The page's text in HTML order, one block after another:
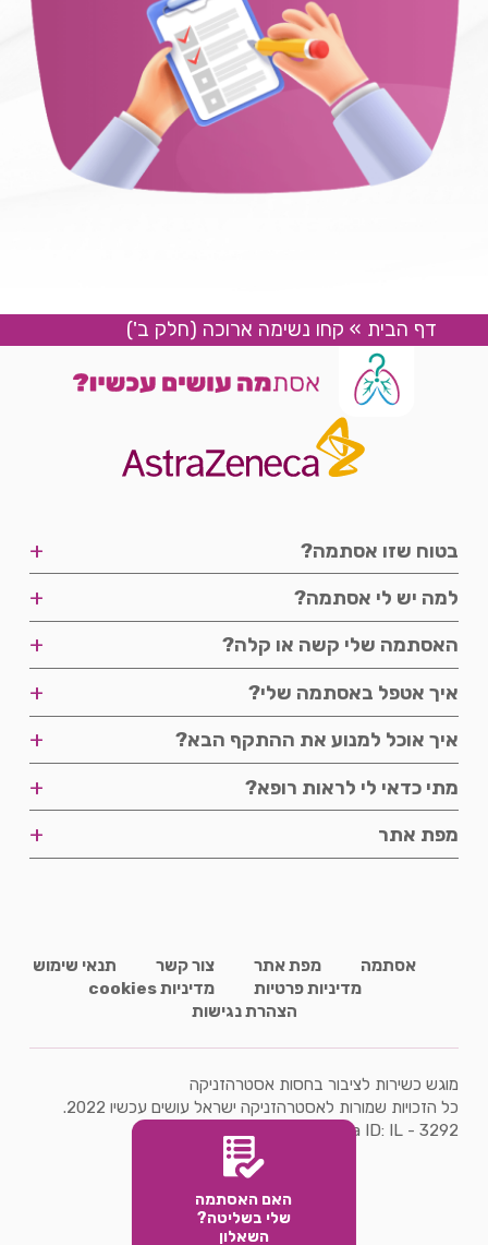
האם האסתמה
שלי בשליטה?
השאלון
דף הבית » קחו נשימה ארוכה (חלק ב')
בטוח שזו אסתמה? +
שלבים
למה יש לי אסתמה? +
האסתמה שלי קשה או קלה? +
פודקאסטים
דרגת חומרה
זיהוי הקושי
איך אטפל באסתמה שלי? +
שליטה במחלה
תדירות התקפים
איך אוכל למנוע את ההתקף הבא? +
מניעה
מתי כדאי לי לראות רופא? +
ייעוץ
מפת אתר +
אסתמה מפת אתר צור קשר
תנאי שימוש
מדיניות פרטיות
מדיניות cookies
הצהרת נגישות
מוגש כשירות לציבור בחסות אסטרהזניקה
כל הזכויות שמורות לאסטרהזניקה ישראל עושים עכשיו 2022.
Veeva ID: IL - 3292
עיצוב ופיתוח אלוויט מדיה בע"מ